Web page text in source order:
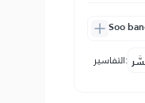
Soo
التفاسير: